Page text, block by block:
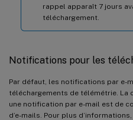
rappel apparaît 7 jours
téléchargement.
Notifications pour les
Par défaut, les notifications par e-
téléchargements de télémétrie.
une notification par e-mail est de
d’e-mails. Pour plus